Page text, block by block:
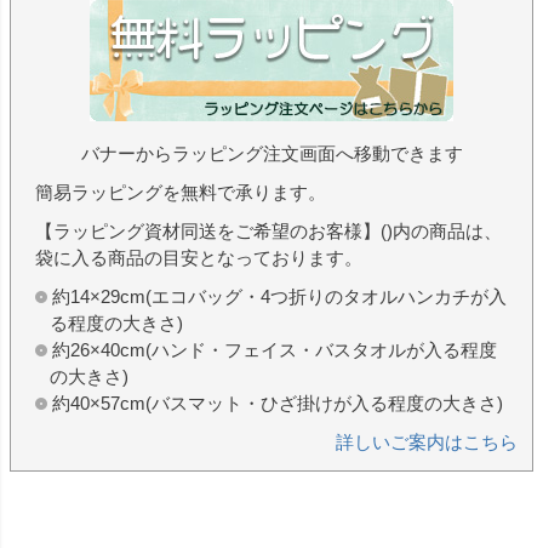
バナーからラッピング注文画面へ移動できます
簡易ラッピングを無料で承ります。
【ラッピング資材同送をご希望のお客様】()内の商品は、
袋に入る商品の目安となっております。
約14×29cm(エコバッグ・4つ折りのタオルハンカチが入
る程度の大きさ)
約26×40cm(ハンド・フェイス・バスタオルが入る程度
の大きさ)
約40×57cm(バスマット・ひざ掛けが入る程度の大きさ)
詳しいご案内はこちら